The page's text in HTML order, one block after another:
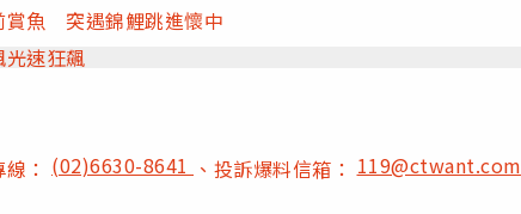
賞魚 突遇錦鯉跳進懷中
速狂飆
： (02)6630-8641 、投訴爆料信箱：119@ctwant.com